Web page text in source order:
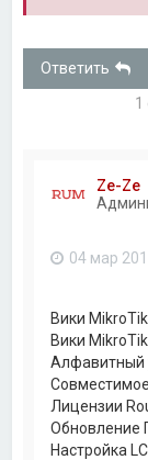
Ответить
1
Ze-Ze
04 мар
Вики
Вики
Алфавитный
Лицензии
Обновление
Настройка